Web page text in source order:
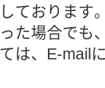
ております
た場合でも
は、E-mail